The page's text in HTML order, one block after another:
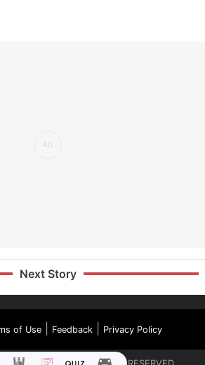
Next Story
of Use| Feedback| Privacy Policy